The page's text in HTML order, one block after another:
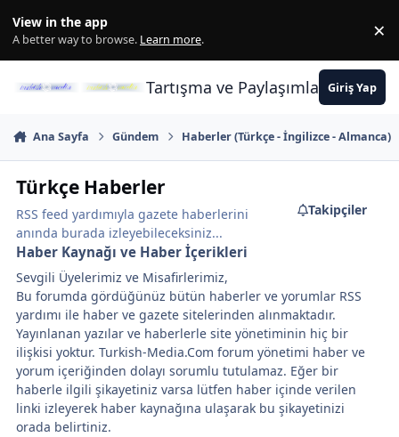
View in the app
A better way to browse. Learn more. ×
Tartışma ve PaylaşımlarınGiriş Yap
Ana Sayfa Gündem Haberler (Türkçe - İngilizce - Almanca)
Türkçe Haberler
RSS feed yardımıyla gazete haberlerini
anında burada izleyebileceksiniz...
Takipçiler
Haber Kaynağı ve Haber İçerikleri
Sevgili Üyelerimiz ve Misafirlerimiz,
Bu forumda gördüğünüz bütün haberler ve yorumlar RSS
yardımı ile haber ve gazete sitelerinden alınmaktadır.
Yayınlanan yazılar ve haberlerle site yönetiminin hiç bir
ilişkisi yoktur. Turkish-Media.Com forum yönetimi haber ve
yorum içeriğinden dolayı sorumlu tutulamaz. Eğer bir
haberle ilgili şikayetiniz varsa lütfen haber içinde verilen
linki izleyerek haber kaynağına ulaşarak bu şikayetinizi
orada belirtiniz.